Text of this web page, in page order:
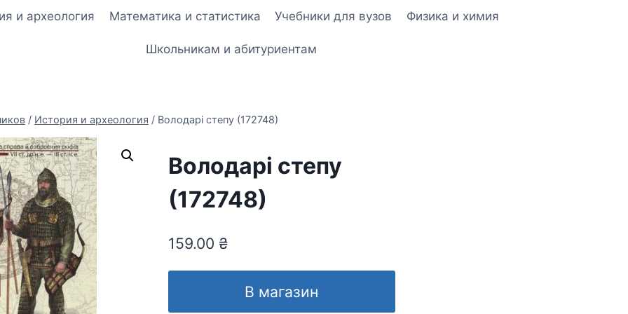
и археология Математика и статистика Учебники для вузов Физика и химия
Школьникам и абитуриентам
/ История и археология / Володарі степу (172748)
Володарі степу
(172748)
159.00 ₴
В магазин